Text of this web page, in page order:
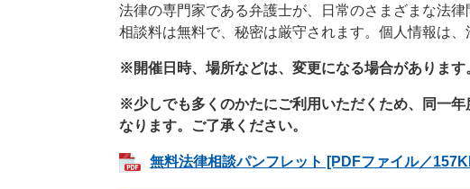
法律の専門家である弁護士が、日常のさまざまな法律
相談料は無料で、秘密は厳守されます。個人情報は、
※開催日時、場所などは、変更になる場合があります
※少しでも多くのかたにご利用いただくため、同一
なります。ご了承ください。
無料法律相談パンフレット [PDFファイル／